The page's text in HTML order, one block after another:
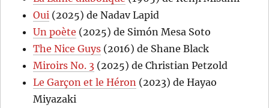
Oui (2025) de Nadav Lapid
Un poète (2025) de Simón Mesa Soto
The Nice Guys (2016) de Shane Black
Miroirs No. 3 (2025) de Christian Petzold
Le Garçon et le Héron (2023) de Hayao
Miyazaki